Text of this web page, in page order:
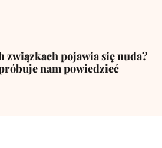
związkach pojawia się nuda?
nam powiedzieć